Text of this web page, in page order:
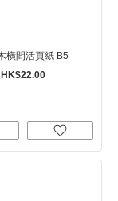
植林木橫間活頁紙 B5
HK$22.00